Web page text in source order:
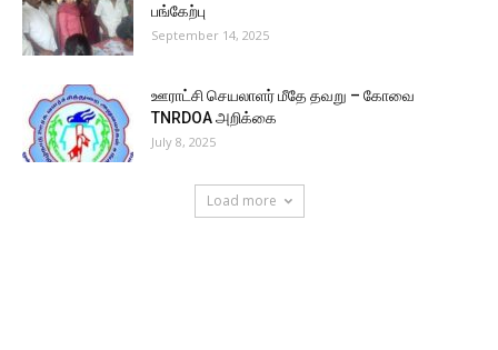
பங்கேற்பு
September 14, 2025
ஊராட்சி செயலாளர் மீதே தவறு – கோவை
TNRDOA அறிக்கை
July 8, 2025
Load more